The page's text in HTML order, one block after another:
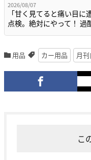
2026/08/07
「甘く見てると痛い目
点検。絶対にやって！
用品 カー用品 月
こ